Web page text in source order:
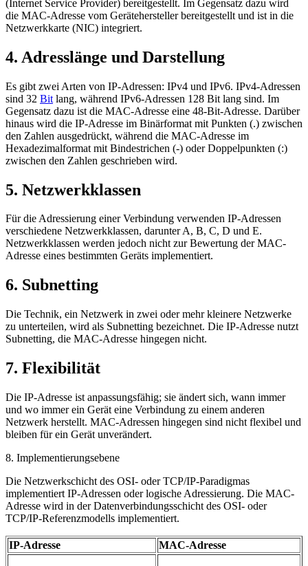
(Internet Service Provider) bereitgestellt. Im Gegensatz dazu wird
die MAC-Adresse vom Gerätehersteller bereitgestellt und ist in die
Netzwerkkarte (NIC) integriert.
4. Adresslänge und Darstellung
Es gibt zwei Arten von IP-Adressen: IPv4 und IPv6. IPv4-Adressen
sind 32 Bit lang, während IPv6-Adressen 128 Bit lang sind. Im
Gegensatz dazu ist die MAC-Adresse eine 48-Bit-Adresse. Darüber
hinaus wird die IP-Adresse im Binärformat mit Punkten (.) zwischen
den Zahlen ausgedrückt, während die MAC-Adresse im
Hexadezimalformat mit Bindestrichen (-) oder Doppelpunkten (:)
zwischen den Zahlen geschrieben wird.
5. Netzwerkklassen
Für die Adressierung einer Verbindung verwenden IP-Adressen
verschiedene Netzwerkklassen, darunter A, B, C, D und E.
Netzwerkklassen werden jedoch nicht zur Bewertung der MAC-
Adresse eines bestimmten Geräts implementiert.
6. Subnetting
Die Technik, ein Netzwerk in zwei oder mehr kleinere Netzwerke
zu unterteilen, wird als Subnetting bezeichnet. Die IP-Adresse nutzt
Subnetting, die MAC-Adresse hingegen nicht.
7. Flexibilität
Die IP-Adresse ist anpassungsfähig; sie ändert sich, wann immer
und wo immer ein Gerät eine Verbindung zu einem anderen
Netzwerk herstellt. MAC-Adressen hingegen sind nicht flexibel und
bleiben für ein Gerät unverändert.
8. Implementierungsebene
Die Netzwerkschicht des OSI- oder TCP/IP-Paradigmas
implementiert IP-Adressen oder logische Adressierung. Die MAC-
Adresse wird in der Datenverbindungsschicht des OSI- oder
TCP/IP-Referenzmodells implementiert.
IP-Adresse MAC-Adresse